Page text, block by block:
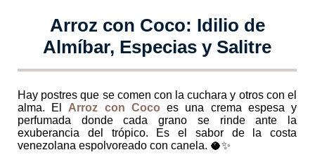
Arroz con Coco: Idilio de
Almíbar, Especias y Salitre
Hay postres que se comen con la cuchara y otros con el
alma. El Arroz con Coco es una crema espesa y
perfumada donde cada grano se rinde ante la
exuberancia del trópico. Es el sabor de la costa
venezolana espolvoreado con canela. 🥥✨